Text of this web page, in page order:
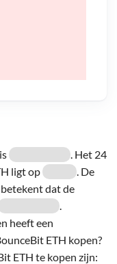
. Het 24
ligt op
. De
dat de
.
heeft een
ETH kopen?
ETH te kopen zijn: